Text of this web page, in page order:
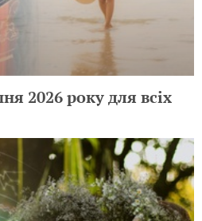
2026 року для всіх